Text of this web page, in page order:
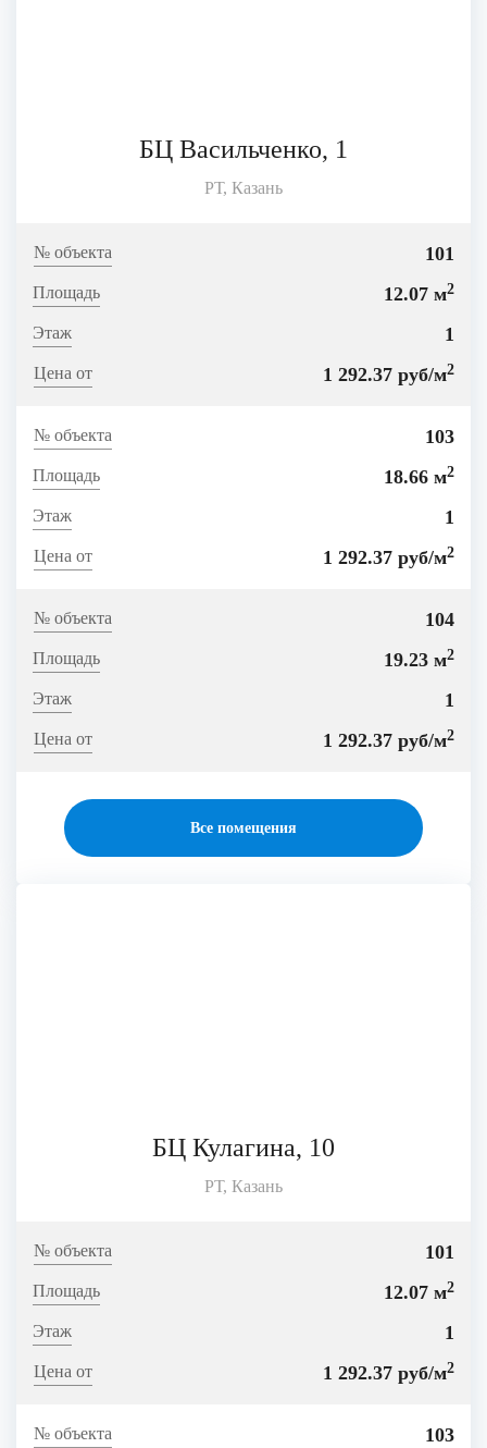
БЦ Васильченко, 1
РТ, Казань
101
12.07 м2
1
1 292.37 руб/м2
103
18.66 м2
1
1 292.37 руб/м2
104
19.23 м2
1
1 292.37 руб/м2
Все помещения
БЦ Кулагина, 10
РТ, Казань
101
12.07 м2
1
1 292.37 руб/м2
103